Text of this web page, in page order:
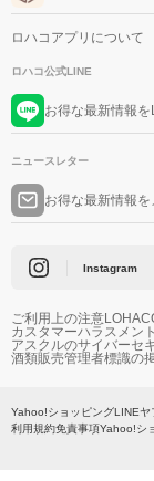
ロハコアプリについて
ロハコ公式LINE
お得な最新情報
ニュースレター
お得な最新情報
Instagram
ご利用上の注意
カスタマーハラスメン
アスクルのサイバーセ
酒類販売管理者標識の
Yahoo!ショッピングLINEヤ
利用規約免責事項Yahoo!シ